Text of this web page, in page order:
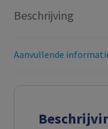
Beschrijving
Aanvullende